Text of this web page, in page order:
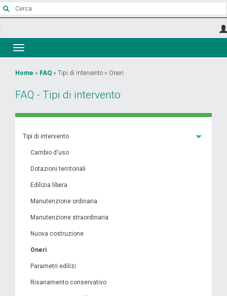
Salta
Toggle
navigation
Tu
sei
Home » FAQ » Tipi di intervento » Oneri
FAQ - Tipi di intervento
Tipi di intervento
Cambio d'uso
Dotazioni territoriali
Edilizia libera
Manutenzione ordinaria
Manutenzione straordinaria
Nuova costruzione
Oneri
Parametri edilizi
Risanamento conservativo